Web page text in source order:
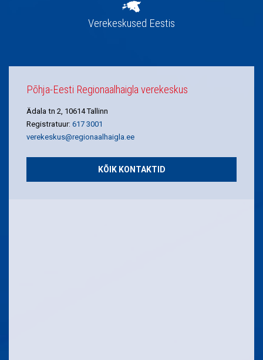
Verekeskused Eestis
Põhja-Eesti Regionaalhaigla verekeskus
Ädala tn 2, 10614 Tallinn
Registratuur: 617 3001
verekeskus@regionaalhaigla.ee
KÕIK KONTAKTID